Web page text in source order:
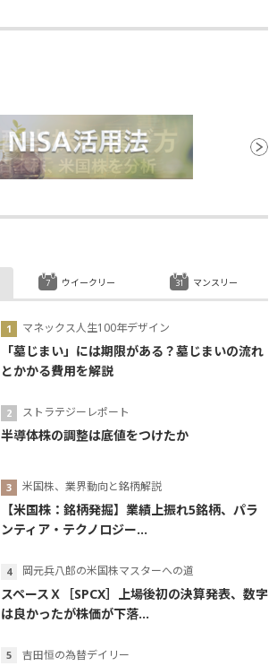
マネックス人生100年デザイン
「墓じまい」には期限がある？墓じまいの流れ
とかかる費用を解説
ストラテジーレポート
半導体株の調整は底値をつけたか
米国株、業界動向と銘柄解説
【米国株：銘柄発掘】業績上振れ5銘柄、パラ
ンティア・テクノロジー...
岡元兵八郎の米国株マスターへの道
スペースＸ［SPCX］上場後初の決算発表、数字
は良かったが株価が下落...
吉田恒の為替デイリー
ウイークリー マンスリー